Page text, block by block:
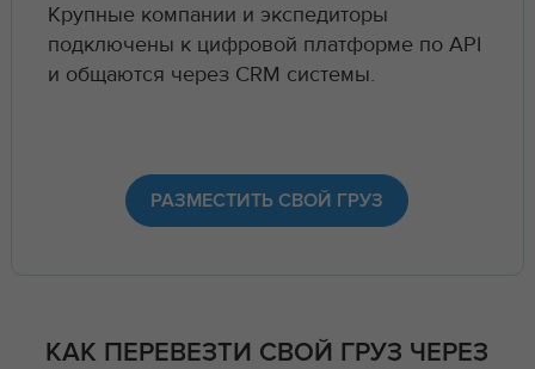
Крупные компании и экспедиторы
подключены к цифровой платформе по API
и общаются через CRM системы.
РАЗМЕСТИТЬ СВОЙ ГРУЗ
КАК ПЕРЕВЕЗТИ СВОЙ ГРУЗ ЧЕРЕЗ